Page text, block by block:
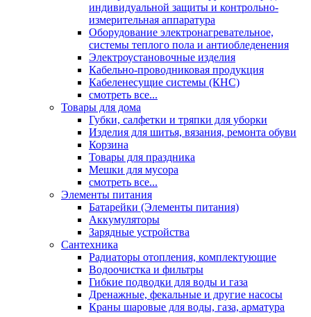
индивидуальной защиты и контрольно-
измерительная аппаратура
Оборудование электронагревательное,
системы теплого пола и антиобледенения
Электроустановочные изделия
Кабельно-проводниковая продукция
Кабеленесущие системы (КНС)
смотреть все...
Товары для дома
Губки, салфетки и тряпки для уборки
Изделия для шитья, вязания, ремонта обуви
Корзина
Товары для праздника
Мешки для мусора
смотреть все...
Элементы питания
Батарейки (Элементы питания)
Аккумуляторы
Зарядные устройства
Сантехника
Радиаторы отопления, комплектующие
Водоочистка и фильтры
Гибкие подводки для воды и газа
Дренажные, фекальные и другие насосы
Краны шаровые для воды, газа, арматура